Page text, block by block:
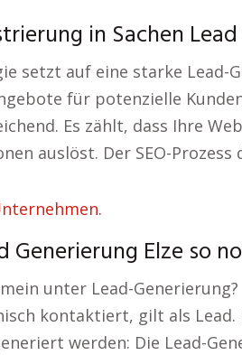
in Sachen
setzt auf eine starke Lead-
für potenzielle
Es zählt, dass Ihre
auslöst. Der SEO-
Generierung Elze so
unter Lead-
kontaktiert, gilt als
werden: Die Lead-